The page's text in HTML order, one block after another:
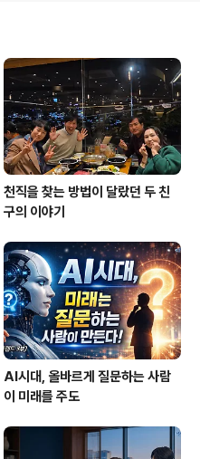
제통상학과
나이 먹도록
생을 너무나도
확히 어디서
. 그래도 용기
천직을 찾는 방법이 달랐던 두 친
구의 이야기
AI시대, 올바르게 질문하는 사람
이 미래를 주도